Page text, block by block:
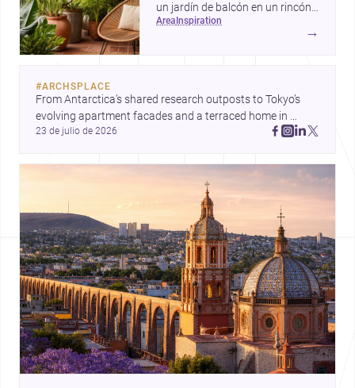
un jardín de balcón en un rincón
tropical con plantas
area inspiration
→
#ARCHSPLACE
From Antarctica’s shared research outposts to Tokyo’s
evolving apartment facades and a terraced home in
Amman, these projects show how architecture adapts to
23 de julio de 2026